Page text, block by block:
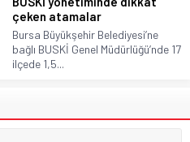
çeken atamalar
Bursa Büyükşehir Belediyesi’ne
bağlı BUSKİ Genel Müdürlüğü’nde 17
ilçede 1,5...